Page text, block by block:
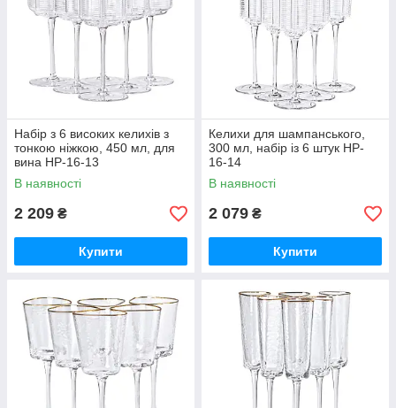
Набір з 6 високих келихів з
тонкою ніжкою, 450 мл, для
вина HP-16-13
В наявності
2 209 ₴
Купити
Келихи для шампанського,
300 мл, набір із 6 штук HP-
16-14
В наявності
2 079 ₴
Купити